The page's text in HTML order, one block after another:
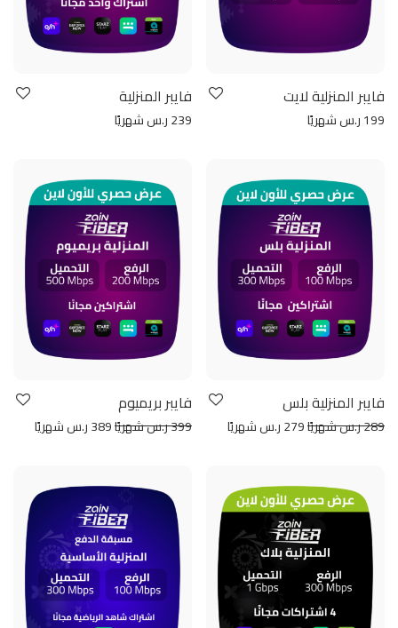
فايبر المنزلية لايت
199 ر.س شهريًا
فايبر المنزلية
239 ر.س شهريًا
فايبر المنزلية بلس
289 ر.س شهريًا
فايبر بريميوم
399 ر.س شهريًا